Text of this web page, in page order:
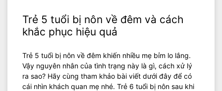
Trẻ 5 tuổi bị nôn về đêm và cách
khắc phục hiệu quả
Trẻ 5 tuổi bị nôn về đêm khiến nhiều mẹ bỉm lo lắng.
Vậy nguyên nhân của tình trạng này là gì, cách xử lý
ra sao? Hãy cùng tham khảo bài viết dưới đây để có
cái nhìn khách quan mẹ nhé. Trẻ 6 tuổi bị nôn sau khi